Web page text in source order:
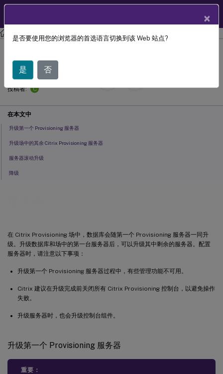
Citrix Provisioning Citrix Provisioning 2311
在 Citrix Provisioning 场中，数据库会随第一个 Provisioning 服务器一同升
级。升级数据库和场中的第一台服务器后，可以升级其中剩余的服务器。配置
服务器时，请注意以下事项：
升级第一个 Provisioning 服务器过程中，有些管理功能不可用。
Citrix 建议在升级完成前关闭所有 Citrix Provisioning 控制台，以避免操作
失败。
升级服务器时，也会升级控制台组件。
升级第一个 Provisioning 服务器
重要：
服务器
September 13,
2024
投稿者:
C
在本文中
升级第一个 Provisioning 服务器
升级场中的其余 Citrix Provisioning 服务器
服务器滚动升级
降级
×
是否要使用您的浏览器的首选语言切换到该 Web 站点?
是 否